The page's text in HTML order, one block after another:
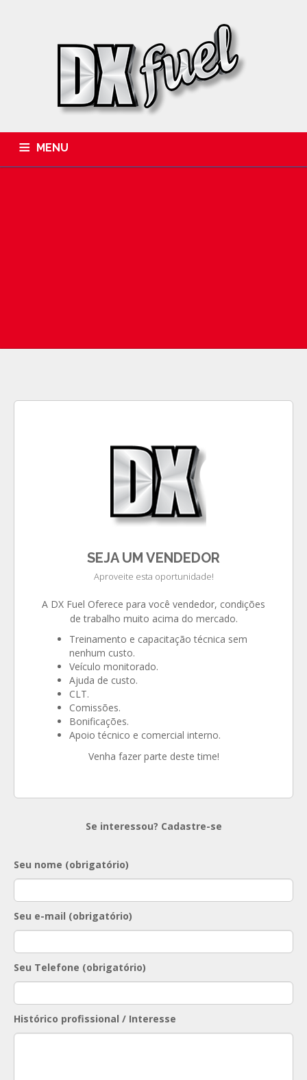
MENU
SEJA UM VENDEDOR
Aproveite esta oportunidade!
A DX Fuel Oferece para você vendedor, condições
de trabalho muito acima do mercado.
Treinamento e capacitação técnica sem
nenhum custo.
Veículo monitorado.
Ajuda de custo.
CLT.
Comissões.
Bonificações.
Apoio técnico e comercial interno.
Venha fazer parte deste time!
Se interessou? Cadastre-se
Seu nome (obrigatório)
Seu e-mail (obrigatório)
Seu Telefone (obrigatório)
Histórico profissional / Interesse